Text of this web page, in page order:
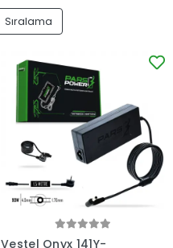
Sıralama
Vestel Onyx 141Y-